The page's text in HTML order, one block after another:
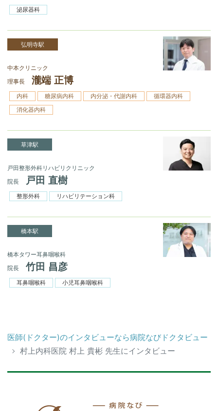
泌尿器科
弘明寺駅
中本クリニック
理事長
瀧端 正博
内科 糖尿病内科 内分泌・代謝内科
循環器内科
消化器内科
草津駅
戸田整形外科リハビリクリニック
院長
戸田 直樹
整形外科 リハビリテーション科
橋本駅
橋本タワー耳鼻咽喉科
院長
竹田 昌彦
耳鼻咽喉科 小児耳鼻咽喉科
医師(ドクター)のインタビューなら病院なびドクタビュー
村上内科医院 村上 貴彬 先生にインタビュー